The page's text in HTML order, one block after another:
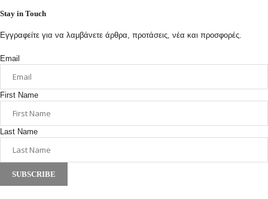
Stay in Touch
Εγγραφείτε για να λαμβάνετε άρθρα, προτάσεις, νέα και προσφορές.
Email
First Name
Last Name
SUBSCRIBE